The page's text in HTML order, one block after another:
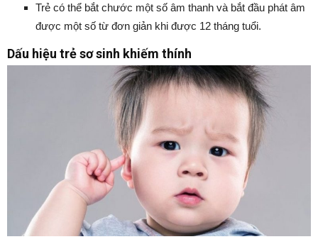
Trẻ có thể bắt chước một số âm thanh và bắt đầu phát âm
được một số từ đơn giản khi được 12 tháng tuổi.
Dấu hiệu trẻ sơ sinh khiếm thính